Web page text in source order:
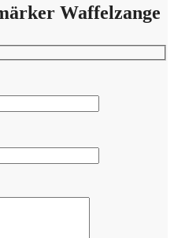
Waffelzange